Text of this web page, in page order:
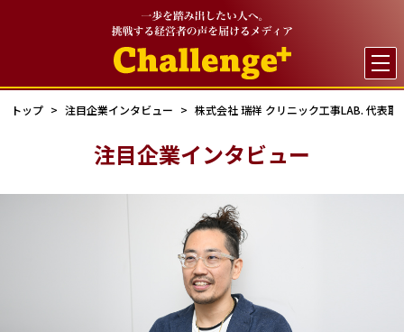

トップ 注目企業インタビュー 株式会社 瑞祥 クリニック工事LAB. 代表取
注目企業インタビュー